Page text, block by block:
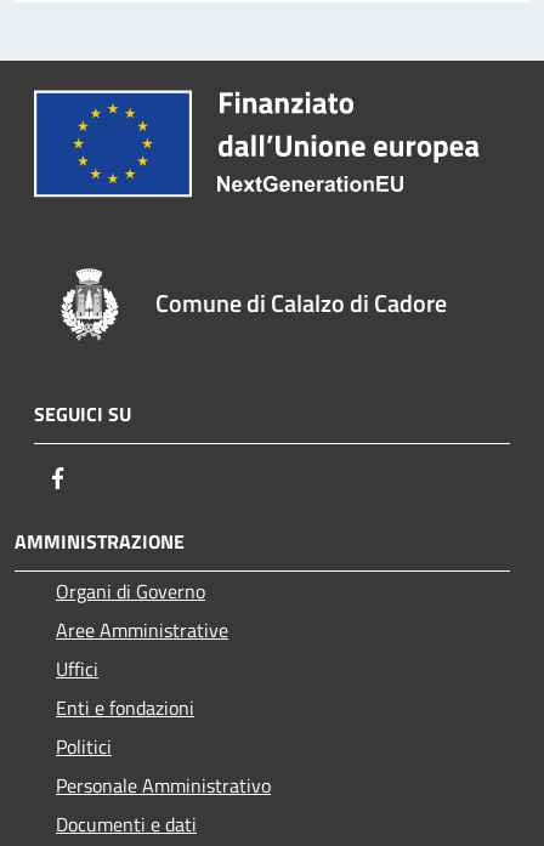
Comune di Calalzo di Cadore
SEGUICI SU
AMMINISTRAZIONE
Organi di Governo
Aree Amministrative
Uffici
Enti e fondazioni
Politici
Personale Amministrativo
Documenti e dati